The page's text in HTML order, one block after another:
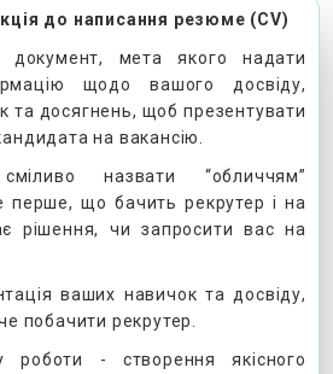
до написання резюме (CV)
мета якого надати
щодо вашого досвіду,
та досягнень, щоб презентувати
на вакансію.
назвати “обличчям”
що бачить рекрутер і на
рішення, чи запросити вас на
ваших навичок та досвіду,
побачити рекрутер.
роботи - створення якісного